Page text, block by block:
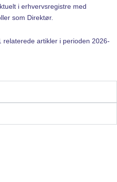
i erhvervsregistre med
som Direktør.
relaterede artikler i perioden 2026-